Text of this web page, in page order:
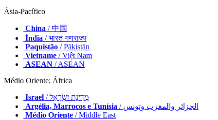
Ásia-Pacífico
China / 中国
Índia / भारत गणराज्य
Paquistão / Pākistān
Vietname / Việt Nam
ASEAN / ASEAN
Médio Oriente; África
Israel
/ מְדִינַת יִשְׂרָאֵל
Argélia, Marrocos e Tunísia
/ الجزائر والمغرب وتونس
Médio Oriente / Middle East